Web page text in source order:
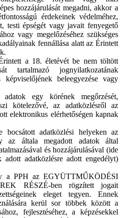
hozzájárulását megadni, akkor a
érdekeinek védelméhez,
testi épségét vagy javait fenyegető
vagy megelőzéséhez szükséges
fennállása alatt az Érintett
a 18. életévét be nem töltött
tartalmazó jognyilatkozatának
képviselőjének beleegyezése vagy
egy körének megőrzését,
kötelezővé, az adatközlésről az
elektronikus elérhetőségen kapnak
bocsátott adatközlési helyeken az
az általa megadott adatok által
és hozzájárulásával (ide
adott adatközlésre adott engedélyt)
a PPH az EGYÜTTMŰKÖDÉSI
RÉSZÉ-ben rögzített jogait
eleget tegyen. Ennek
kerül sor többek között a
fejlesztéséhez, a képzésekkel